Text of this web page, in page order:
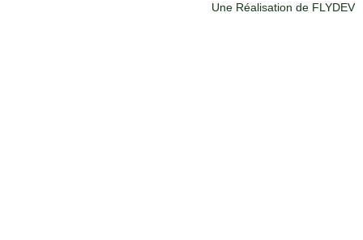
Une Réalisation de FLYDEV